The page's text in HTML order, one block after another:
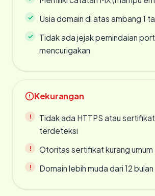
Usia domain di atas ambang 1
Tidak ada jejak pemindaian port
mencurigakan
Kekurangan
Tidak ada HTTPS atau
terdeteksi
Otoritas sertifikat kurang umum
Domain lebih muda dari 12 bulan